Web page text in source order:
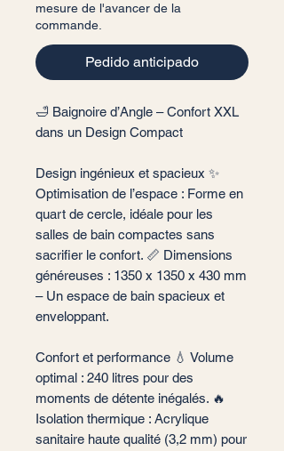
mesure de l'avancer de la
commande.
Pedido anticipado
🛁 Baignoire d’Angle – Confort XXL
dans un Design Compact
Design ingénieux et spacieux ✨
Optimisation de l’espace : Forme en
quart de cercle, idéale pour les
salles de bain compactes sans
sacrifier le confort. 📏 Dimensions
généreuses : 1350 x 1350 x 430 mm
– Un espace de bain spacieux et
enveloppant.
Confort et performance 💧 Volume
optimal : 240 litres pour des
moments de détente inégalés. 🔥
Isolation thermique : Acrylique
sanitaire haute qualité (3,2 mm) pour